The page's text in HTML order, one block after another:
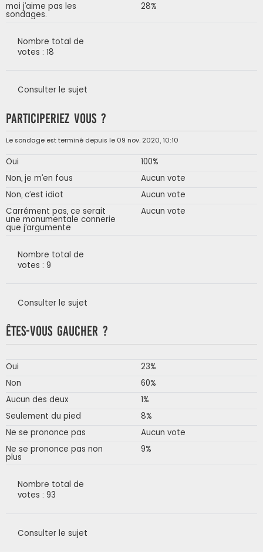
moi j’aime pas les
sondages.
28%
Nombre total de
votes : 18
Consulter le sujet
Participeriez vous ?
Le sondage est terminé depuis le 09 nov. 2020, 10:10
Oui
100%
Non, je m’en fous
Aucun vote
Non, c’est idiot
Aucun vote
Carrément pas, ce serait
une monumentale connerie
que j’argumente
Aucun vote
Nombre total de
votes : 9
Consulter le sujet
Êtes-vous gaucher ?
Oui
23%
Non
60%
Aucun des deux
1%
Seulement du pied
8%
Ne se prononce pas
Aucun vote
Ne se prononce pas non
plus
9%
Nombre total de
votes : 93
Consulter le sujet